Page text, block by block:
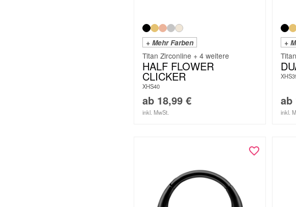
+ Mehr Farben
Titan Zirconline + 4 weitere
HALF FLOWER
CLICKER
XHS40
ab 18,99 €
inkl. MwSt.
+
ab
inkl.